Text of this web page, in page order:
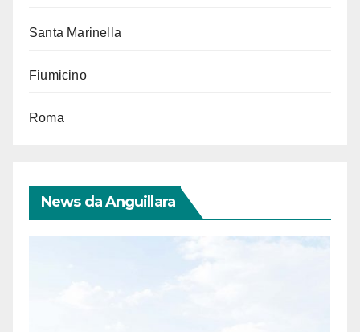
Santa Marinella
Fiumicino
Roma
News da Anguillara